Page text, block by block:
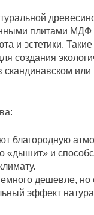
плитами МДФ
и эстетики.
создания
скандинавском или
благородную
«дышит» и
дешевле, но
эффект